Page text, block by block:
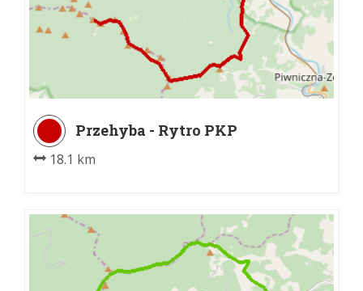
Przehyba - Rytro PKP
18.1 km